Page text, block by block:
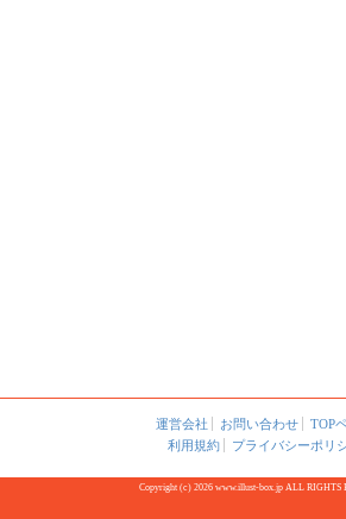
運営会社 お問い合わせ
TOP
利用規約
プライバシーポリ
Copyright (c) 2026 www.illust-box.jp ALL RIGHTS